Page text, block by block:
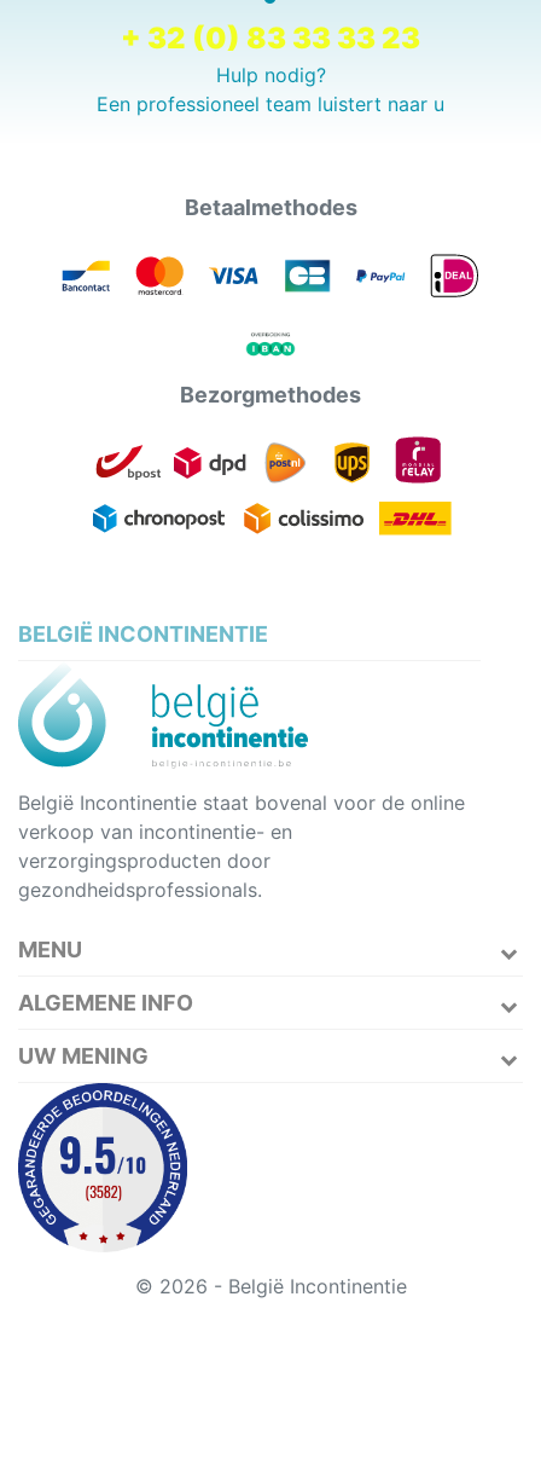
+ 32 (0) 83 33 33 23
Hulp nodig?
Een professioneel team luistert naar u
Betaalmethodes
Bezorgmethodes
BELGIË INCONTINENTIE
België Incontinentie staat bovenal voor de online
verkoop van incontinentie- en
verzorgingsproducten door
gezondheidsprofessionals.
MENU
ALGEMENE INFO
UW MENING
© 2026 - België Incontinentie